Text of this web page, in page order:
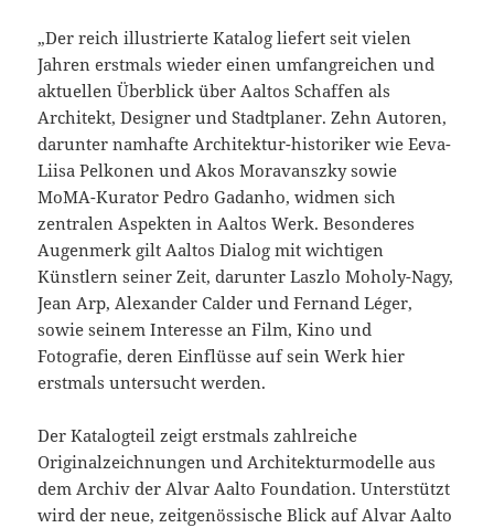
„Der reich illustrierte Katalog liefert seit vielen
Jahren erstmals wieder einen umfangreichen und
aktuellen Überblick über Aaltos Schaffen als
Architekt, Designer und Stadtplaner. Zehn Autoren,
darunter namhafte Architektur-historiker wie Eeva-
Liisa Pelkonen und Akos Moravanszky sowie
MoMA-Kurator Pedro Gadanho, widmen sich
zentralen Aspekten in Aaltos Werk. Besonderes
Augenmerk gilt Aaltos Dialog mit wichtigen
Künstlern seiner Zeit, darunter Laszlo Moholy-Nagy,
Jean Arp, Alexander Calder und Fernand Léger,
sowie seinem Interesse an Film, Kino und
Fotografie, deren Einflüsse auf sein Werk hier
erstmals untersucht werden.
Der Katalogteil zeigt erstmals zahlreiche
Originalzeichnungen und Architekturmodelle aus
dem Archiv der Alvar Aalto Foundation. Unterstützt
wird der neue, zeitgenössische Blick auf Alvar Aalto